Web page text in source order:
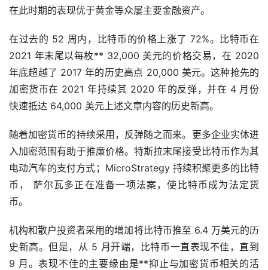
在此时期的表现优于黄金等众屡主要金融资产。
在过去的 52 周内，比特币的价格上涨了 72%。比特币在
2021 年末尾以每枚** 32,000 美元的价格交易，在 2020
年底超越了 2017 年的历史高点 20,000 美元。这种抢先的
加密货币在 2021 年持续其 2020 年的反弹，并在 4 月份
快速抵达 64,000 美元上述文章内容的历史新高。
随着加密货币的持续采用，反弹随之而来。更多企业实体进
入加密范围有助于推廉价格。特斯拉末尾接受比特币作为其
电动汽车的支付方式；MicroStrategy 持续积聚更多的比特
币， 萨尔瓦多正在准备一项法案，使比特币成为法定货
币。
机构和散户投资者采用的增加将比特币推至 6.4 万美元的历
史新高。但是，从 5 月开端，比特币一直表现不佳，直到
9 月。表现不佳的主要缘由是**抑止与加密货币相关的活